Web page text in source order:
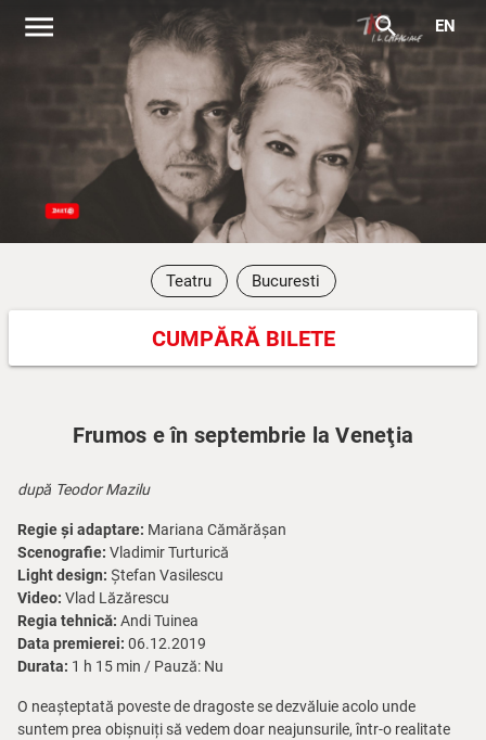
menu search EN
Teatru Bucuresti
CUMPĂRĂ BILETE
Frumos e în septembrie la Veneţia
după Teodor Mazilu
Regie și adaptare: Mariana Cămărășan
Scenografie: Vladimir Turturică
Light design: Ștefan Vasilescu
Video: Vlad Lăzărescu
Regia tehnică: Andi Tuinea
Data premierei: 06.12.2019
Durata: 1 h 15 min / Pauză: Nu
O neașteptată poveste de dragoste se dezvăluie acolo unde
suntem prea obișnuiți să vedem doar neajunsurile, într-o realitate